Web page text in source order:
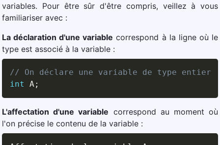
variables. Pour être sûr d'être compris, veillez à vous
familiariser avec :
La déclaration d'une variable correspond à la ligne où le
type est associé à la variable :
// On déclare une variable de type entier
int
A;
L'affectation d'une variable correspond au moment où
l'on précise le contenu de la variable :